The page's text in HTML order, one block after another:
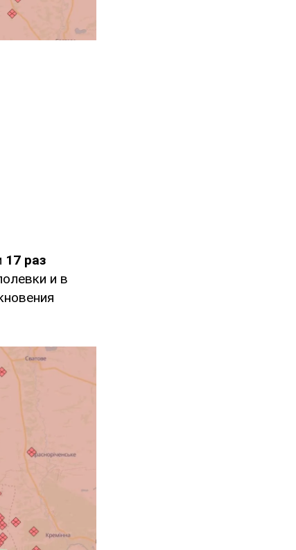
17 раз
и в